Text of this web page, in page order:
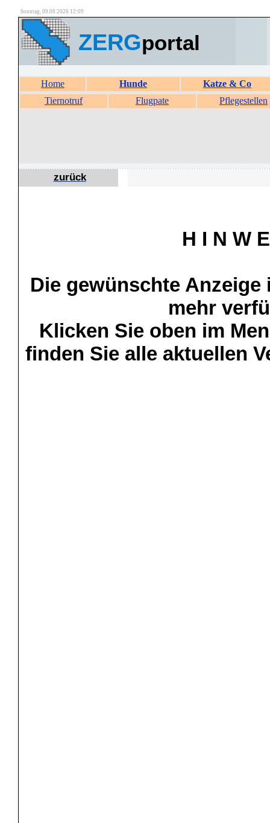
Sonntag, 09.08.2026 12:09
ZERGportal
Home Hunde
Katze & Co
Tiernotruf
Flugpate Pflegestellen
zurück
H I N W
Die gewünschte
mehr
Klicken Sie oben im
finden Sie alle aktuellen